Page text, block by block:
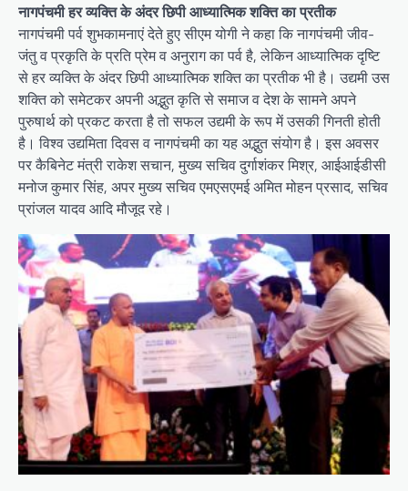
नागपंचमी हर व्यक्ति के अंदर छिपी आध्यात्मिक शक्ति का प्रतीक
नागपंचमी पर्व शुभकामनाएं देते हुए सीएम योगी ने कहा कि नागपंचमी जीव-
जंतु व प्रकृति के प्रति प्रेम व अनुराग का पर्व है, लेकिन आध्यात्मिक दृष्टि
से हर व्यक्ति के अंदर छिपी आध्यात्मिक शक्ति का प्रतीक भी है। उद्यमी उस
शक्ति को समेटकर अपनी अद्भुत कृति से समाज व देश के सामने अपने
पुरुषार्थ को प्रकट करता है तो सफल उद्यमी के रूप में उसकी गिनती होती
है। विश्व उद्यमिता दिवस व नागपंचमी का यह अद्भुत संयोग है। इस अवसर
पर कैबिनेट मंत्री राकेश सचान, मुख्य सचिव दुर्गाशंकर मिश्र, आईआईडीसी
मनोज कुमार सिंह, अपर मुख्य सचिव एमएसएमई अमित मोहन प्रसाद, सचिव
प्रांजल यादव आदि मौजूद रहे।